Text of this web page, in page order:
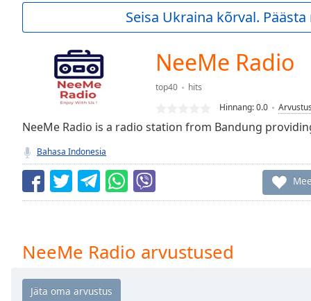
Current
-:-
TypeLIVE
live,
currently
behind
LIVE
Remaining
Playback
Rate
Seisa Ukraina kõrval.
NeeMe Radio
top40
hits
Hinnang:0.0
NeeMe Radio is a radio station from Bandung
Bahasa Indonesia
NeeMe Radio arvustused